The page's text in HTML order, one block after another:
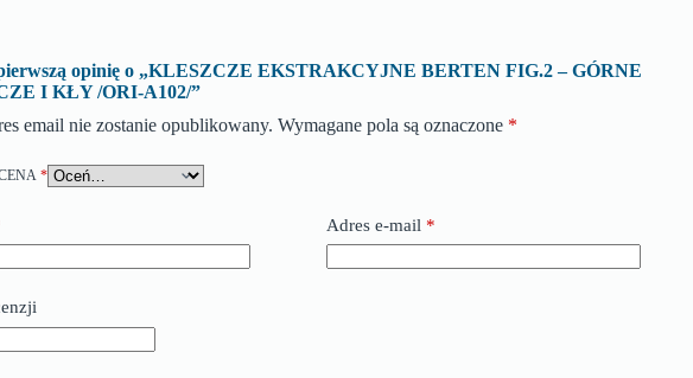
opinię o „KLESZCZE EKSTRAKCYJNE BERTEN FIG.2 – GÓRNE
I KŁY /ORI-A102/”
email nie zostanie opublikowany. Wymagane pola są oznaczone *
*
Adres e-mail *